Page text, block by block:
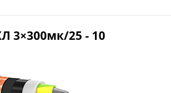
3×300мк/25 - 10